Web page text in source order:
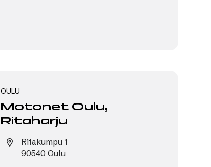
OULU
Motonet Oulu,
Ritaharju
Ritakumpu 1
90540 Oulu